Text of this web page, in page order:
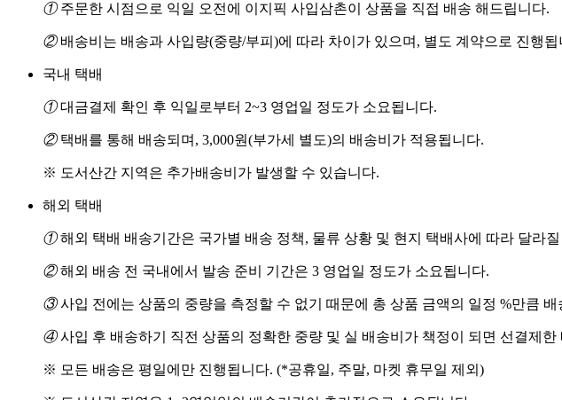
①주문한 시점으로 익일 오전에 이지픽 사입삼촌이 상품을 직접 배송 해드립니다.
②배송비는 배송과 사입량(중량/부피)에 따라 차이가 있으며, 별도 계약으로 진행됩
국내 택배
①대금결제 확인 후 익일로부터 2~3 영업일 정도가 소요됩니다.
②택배를 통해 배송되며, 3,000원(부가세 별도)의 배송비가 적용됩니다.
※ 도서산간 지역은 추가배송비가 발생할 수 있습니다.
해외 택배
①해외 택배 배송기간은 국가별 배송 정책, 물류 상황 및 현지 택배사에 따라 달라
②해외 배송 전 국내에서 발송 준비 기간은 3 영업일 정도가 소요됩니다.
③사입 전에는 상품의 중량을 측정할 수 없기 때문에 총 상품 금액의 일정 %만큼
④사입 후 배송하기 직전 상품의 정확한 중량 및 실 배송비가 책정이 되면 선결제
※ 모든 배송은 평일에만 진행됩니다. (*공휴일, 주말, 마켓 휴무일 제외)